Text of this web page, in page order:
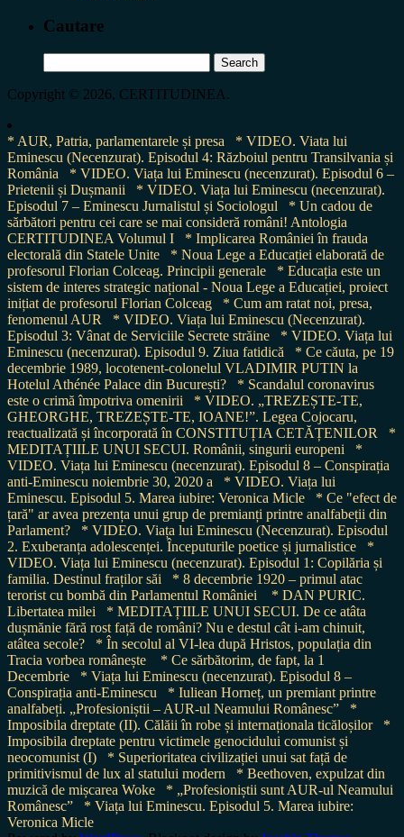
Cautare
for:
Copyright © 2026, CERTITUDINEA.
* AUR, Patria, parlamentarele și presa
* VIDEO. Viata lui
Eminescu (Necenzurat). Episodul 4: Războiul pentru Transilvania și
România
* VIDEO. Viața lui Eminescu (necenzurat). Episodul 6 –
Prietenii și Dușmanii
* VIDEO. Viața lui Eminescu (necenzurat).
Episodul 7 – Eminescu Jurnalistul și Sociologul
* Un cadou de
sărbători pentru cei care se mai consideră români! Antologia
CERTITUDINEA Volumul I
* Implicarea României în frauda
electorală din Statele Unite
* Noua Lege a Educației elaborată de
profesorul Florian Colceag. Principii generale
* Educația este un
sistem de interes strategic național - Noua Lege a Educației, proiect
inițiat de profesorul Florian Colceag
* Cum am ratat noi, presa,
fenomenul AUR
* VIDEO. Viața lui Eminescu (Necenzurat).
Episodul 3: Vânat de Serviciile Secrete străine
* VIDEO. Viața lui
Eminescu (necenzurat). Episodul 9. Ziua fatidică
* Ce căuta, pe 19
decembrie 1989, locotenent-colonelul VLADIMIR PUTIN la
Hotelul Athénée Palace din București?
* Scandalul coronavirus
este o crimă împotriva omenirii
* VIDEO. „TREZEȘTE-TE,
GHEORGHE, TREZEȘTE-TE, IOANE!”. Legea Cojocaru,
reactualizată și încorporată în CONSTITUȚIA CETĂȚENILOR
*
MEDITAȚIILE UNUI SECUI. Românii, singurii europeni
*
VIDEO. Viața lui Eminescu (necenzurat). Episodul 8 – Conspirația
anti-Eminescu noiembrie 30, 2020 a
* VIDEO. Viața lui
Eminescu. Episodul 5. Marea iubire: Veronica Micle
* Ce "efect de
țară" ar avea prezența unui grup de premianți printre analfabeții din
Parlament?
* VIDEO. Viața lui Eminescu (Necenzurat). Episodul
2. Exuberanța adolescenței. Începuturile poetice și jurnalistice
*
VIDEO. Viața lui Eminescu (necenzurat). Episodul 1: Copilăria și
familia. Destinul fraților săi
* 8 decembrie 1920 – primul atac
terorist cu bombă din Parlamentul României
* DAN PURIC.
Libertatea milei
* MEDITAȚIILE UNUI SECUI. De ce atâta
dușmănie fără rost față de români? Nu e destul cât i-am chinuit,
atâtea secole?
* În secolul al VI-lea după Hristos, populația din
Tracia vorbea românește
* Ce sărbătorim, de fapt, la 1
Decembrie
* Viața lui Eminescu (necenzurat). Episodul 8 –
Conspirația anti-Eminescu
* Iuliean Horneț, un premiant printre
analfabeți. „Profesioniștii – AUR-ul Neamului Românesc”
*
Imposibila dreptate (II). Călăii în robe și internaționala ticăloșilor
*
Imposibila dreptate pentru victimele genocidului comunist și
neocomunist (I)
* Superioritatea civilizației unui sat față de
primitivismul de lux al statului modern
* Beethoven, expulzat din
muzică de mișcarea Woke
* „Profesioniștii sunt AUR-ul Neamului
Românesc”
* Viața lui Eminescu. Episodul 5. Marea iubire:
Veronica Micle